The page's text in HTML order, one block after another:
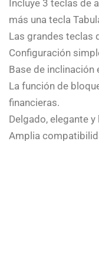
Incluye 3 teclas de
más una tecla
Las grandes teclas
Configuración
Base de
La función de
financieras.
Delgado, elegante
Amplia